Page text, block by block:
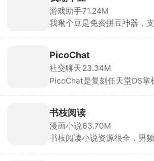
赔票价，电子票直接存在APP
扫码进。适合经常看港澳台、
美演唱会，怕买到假票、嫌
游戏助手71.24M
我嘞个豆是免费拼豆神器，
度、局部放大，大幅降低拼豆
手绘像素画、自动统计豆子
库存。带灵感社区可浏览分享
拼豆爱好者必备工具。
PicoChat
社交聊天23.34M
PicoChat是复刻任天堂DS掌
emoji，能手写、涂鸦、插表
撤销、存收藏，和原版
一样。
书枝阅读
漫画小说63.70M
书枝阅读小说资源很全，男